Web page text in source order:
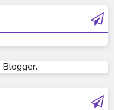
Blogger.